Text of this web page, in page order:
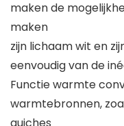
maken de
maken
zijn lichaam wit en
eenvoudig van de
Functie warmte
warmtebronnen,